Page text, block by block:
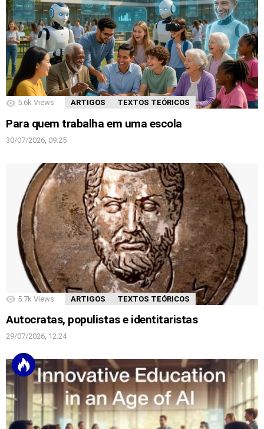
5.6k Views ARTIGOS TEXTOS TEÓRICOS
Para quem trabalha em uma escola
30/07/2026, 09:25
5.7k Views ARTIGOS TEXTOS TEÓRICOS
Autocratas, populistas e identitaristas
29/07/2026, 12:24